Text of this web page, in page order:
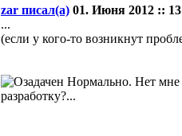
zar писал(а) 01. Июня 2012 ::
...
(если у кого-то возникнут
Нормально. Нет мне
разработку?...